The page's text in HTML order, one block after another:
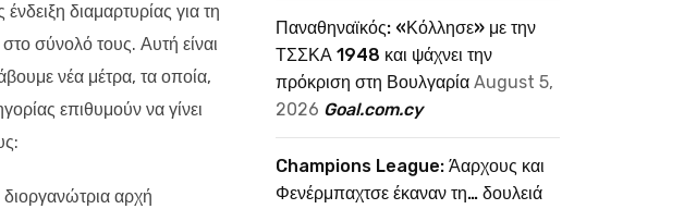
διαμαρτυρίας για τη
σύνολό τους. Αυτή είναι
νέα μέτρα, τα οποία,
επιθυμούν να γίνει
αρχή
Παναθηναϊκός: «Κόλλησε» με την
ΤΣΣΚΑ 1948 και ψάχνει την
πρόκριση στη Βουλγαρία August 5,
2026 Goal.com.cy
Champions League: Άαρχους και
Φενέρμπαχτσε έκαναν τη… δουλειά